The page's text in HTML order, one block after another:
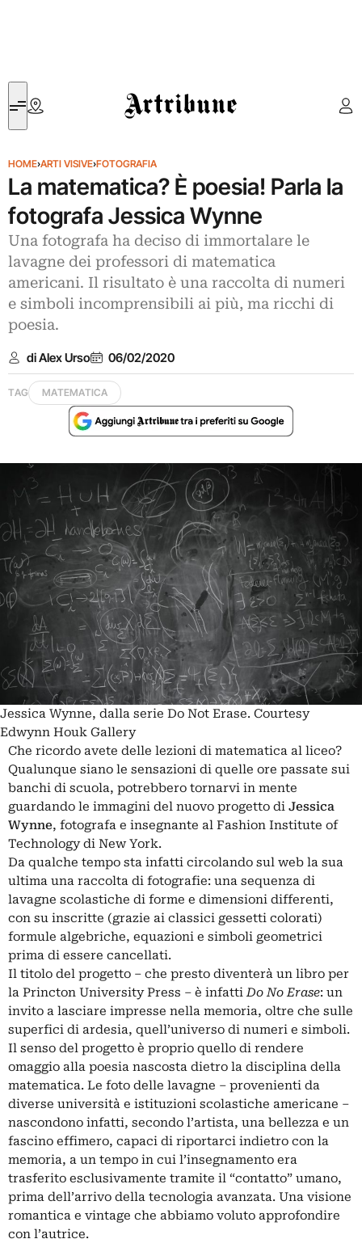
Artribune
HOME›ARTI VISIVE›FOTOGRAFIA
La matematica? È poesia! Parla la
fotografa Jessica Wynne
Una fotografa ha deciso di immortalare le
lavagne dei professori di matematica
americani. Il risultato è una raccolta di numeri
e simboli incomprensibili ai più, ma ricchi di
poesia.
di Alex Urso 06/02/2020
TAG MATEMATICA
Jessica Wynne, dalla serie Do Not Erase. Courtesy
Edwynn Houk Gallery
Che ricordo avete delle lezioni di matematica al liceo?
Qualunque siano le sensazioni di quelle ore passate sui
banchi di scuola, potrebbero tornarvi in mente
guardando le immagini del nuovo progetto di Jessica
Wynne, fotografa e insegnante al Fashion Institute of
Technology di New York.
Da qualche tempo sta infatti circolando sul web la sua
ultima una raccolta di fotografie: una sequenza di
lavagne scolastiche di forme e dimensioni differenti,
con su inscritte (grazie ai classici gessetti colorati)
formule algebriche, equazioni e simboli geometrici
prima di essere cancellati.
Il titolo del progetto – che presto diventerà un libro per
la Princton University Press – è infattiDo No Erase: un
invito a lasciare impresse nella memoria, oltre che sulle
superfici di ardesia, quell’universo di numeri e simboli.
Il senso del progetto è proprio quello di rendere
omaggio alla poesia nascosta dietro la disciplina della
matematica. Le foto delle lavagne – provenienti da
diverse università e istituzioni scolastiche americane –
nascondono infatti, secondo l’artista, una bellezza e un
fascino effimero, capaci di riportarci indietro con la
memoria, a un tempo in cui l’insegnamento era
trasferito esclusivamente tramite il “contatto” umano,
prima dell’arrivo della tecnologia avanzata. Una visione
romantica e vintage che abbiamo voluto approfondire
con l’autrice.